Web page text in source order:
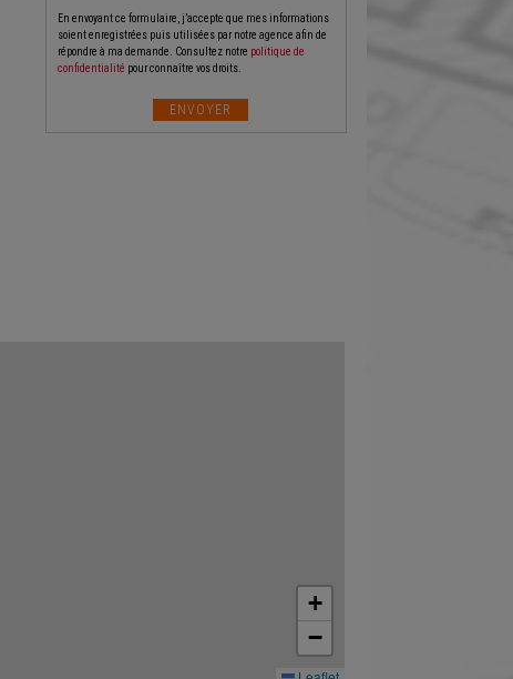
En envoyant ce formulaire, j’accepte que mes informations
soient enregistrées puis utilisées par notre agence afin de
répondre à ma demande. Consultez notre politique de
confidentialité pour connaître vos droits.
+
−